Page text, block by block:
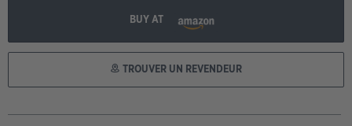
BUY AT
TROUVER UN REVENDEUR